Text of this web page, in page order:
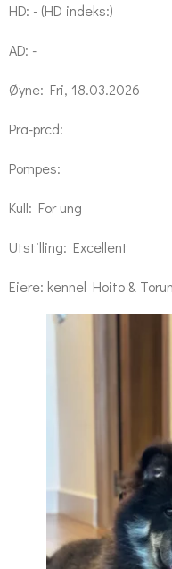
HD: - (HD indeks:)
AD: -
Øyne: Fri, 18.03.2026
Pra-prcd:
Pompes:
Kull: For ung
Utstilling: Excellent
Eiere: kennel Hoito &